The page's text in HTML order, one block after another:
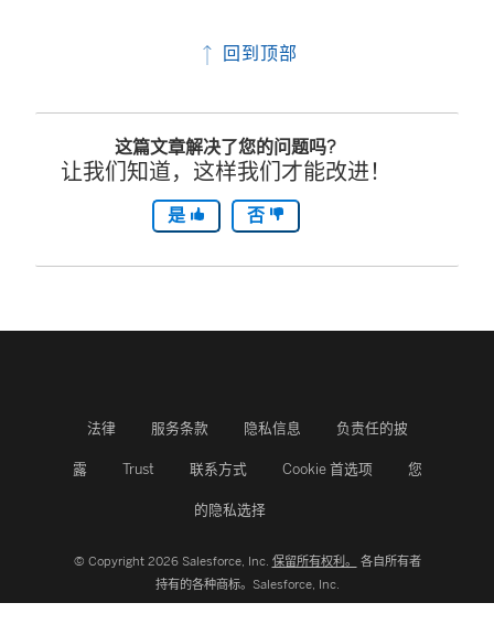
回到顶部
这篇文章解决了您的问题吗?
让我们知道，这样我们才能改进！
是 否
法律 服务条款 隐私信息 负责任的披
露 Trust 联系方式 Cookie 首选项 您
的隐私选择
© Copyright 2026 Salesforce, Inc. 保留所有权利。
各自所有者
持有的各种商标。Salesforce, Inc.